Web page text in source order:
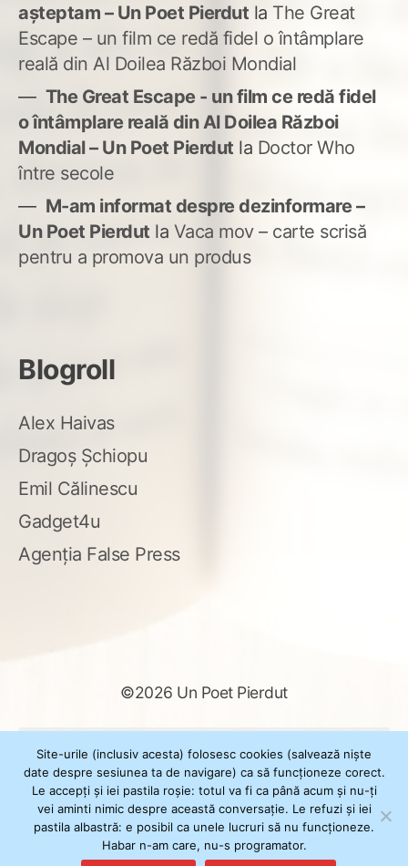
așteptam – Un Poet Pierdut la The Great
Escape – un film ce redă fidel o întâmplare
reală din Al Doilea Război Mondial
The Great Escape - un film ce redă fidel
o întâmplare reală din Al Doilea Război
Mondial – Un Poet Pierdut la Doctor Who
între secole
M-am informat despre dezinformare –
Un Poet Pierdut la Vaca mov – carte scrisă
pentru a promova un produs
Blogroll
Alex Haivas
Dragoș Șchiopu
Emil Călinescu
Gadget4u
Agenția False Press
©2026 Un Poet Pierdut
după:
Powered byWordPress
ThemeXSimply by Il Jester
Site-urile (inclusiv acesta) folosesc cookies (salvează niște
date despre sesiunea ta de navigare) ca să funcționeze corect.
Le accepți și iei pastila roșie: totul va fi ca până acum și nu-ți
vei aminti nimic despre această conversație. Le refuzi și iei
pastila albastră: e posibil ca unele lucruri să nu funcționeze.
Habar n-am care, nu-s programator.